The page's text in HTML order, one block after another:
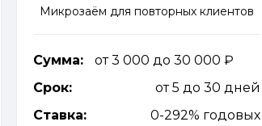
Микрозаём для повторных клиентов
Сумма:
от 3 000 до 30 000
Срок:
от 5 до 30 дней
Ставка:
0-292% годовых